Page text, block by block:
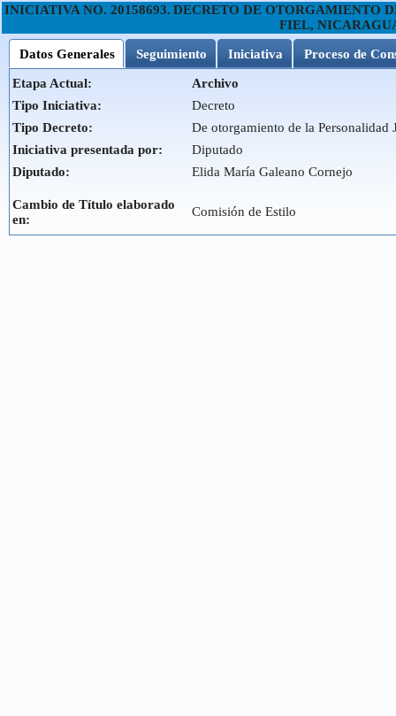
INICIATIVA NO. 20158693. DECRETO DE OTORGAMIENTO
FIEL,
Datos Generales Seguimiento Iniciativa Proceso de
Etapa Actual:
Archivo
Tipo Iniciativa:
Decreto
Tipo Decreto:
De otorgamiento de la Personalidad
Iniciativa presentada por:
Diputado
Diputado:
Elida María Galeano Cornejo
Cambio de Título elaborado
en:
Comisión de Estilo